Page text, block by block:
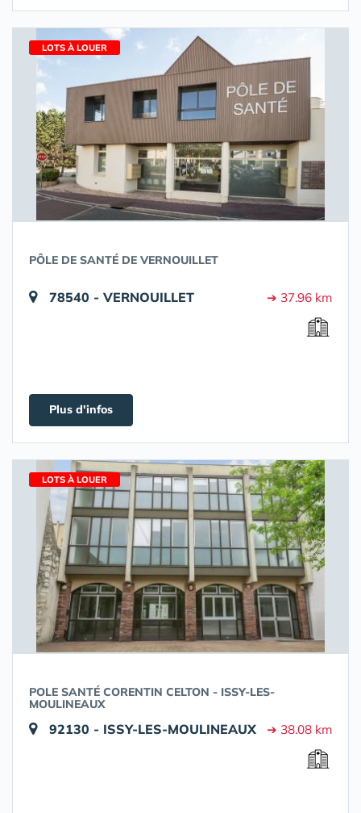
LOTS À LOUER
PÔLE DE SANTÉ DE VERNOUILLET
78540 - VERNOUILLET ➔ 37.96 km
Plus d'infos
LOTS À LOUER
POLE SANTÉ CORENTIN CELTON - ISSY-LES-
MOULINEAUX
92130 - ISSY-LES-MOULINEAUX ➔ 38.08 km